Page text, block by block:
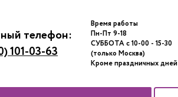
телефон:
101-03-63
Время работы
Пн-Пт 9-18
СУББОТА с 10-00 - 15-30
(только Москва)
Кроме праздничных дней